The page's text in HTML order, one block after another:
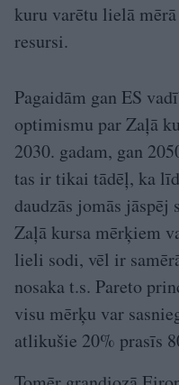
kuru varētu lielā
resursi.
Pagaidām gan ES
optimismu par Zaļā
2030. gadam, gan
tas ir tikai tādēļ, ka
daudzās jomās jāspēj
Zaļā kursa mērķiem
lieli sodi, vēl ir
nosaka t.s. Pareto
visu mērķu var
atlikušie 20% prasīs